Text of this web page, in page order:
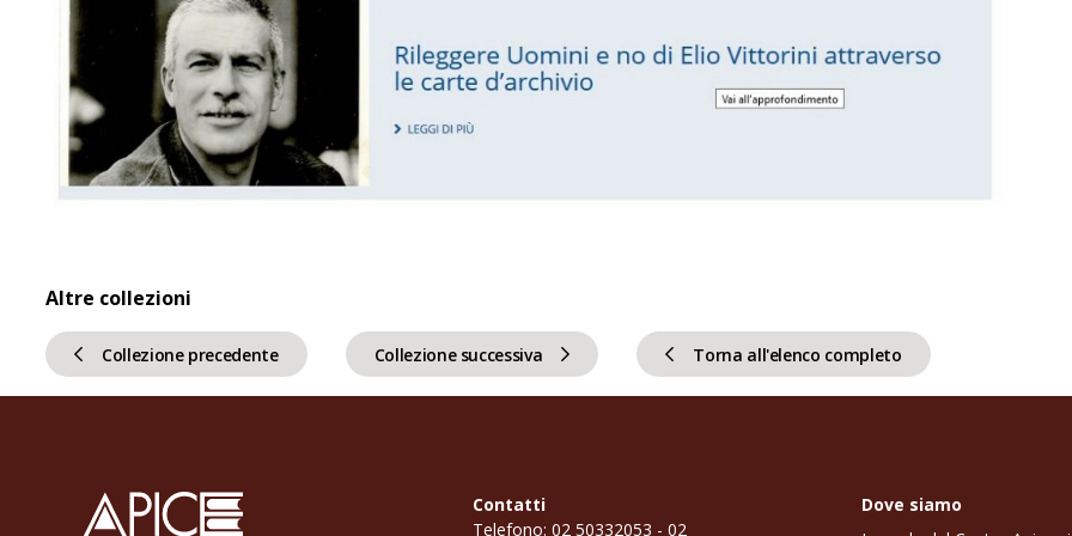
Altre collezioni
Collezione precedente Collezione successiva Torna all'elenco completo
Contatti
Telefono: 02 50332053 - 02
Dove siamo